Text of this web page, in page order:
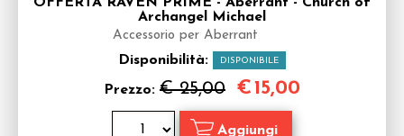
Archangel Michael
Accessorio per Aberrant
Disponibilità: DISPONIBILE
Prezzo: € 25,00 €15,00